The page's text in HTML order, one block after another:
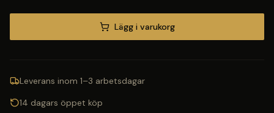
Lägg i varukorg
Leverans inom 1–3 arbetsdagar
14 dagars öppet köp